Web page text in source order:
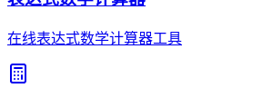
在线表达式数学计算器工具